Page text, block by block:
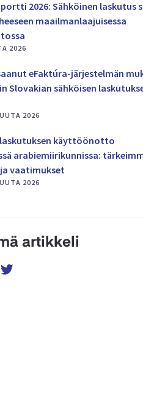
2026: Sähköinen laskutus
maailmanlaajuisessa
2026
eFaktúra-järjestelmän
Slovakian sähköisen
2026
laskutuksen käyttöönotto
arabiemiirikunnissa:
vaatimukset
2026
artikkeli